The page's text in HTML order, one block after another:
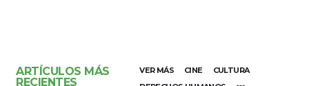
ARTÍCULOS MÁS
RECIENTES
VER MÁS CINE
CULTURA